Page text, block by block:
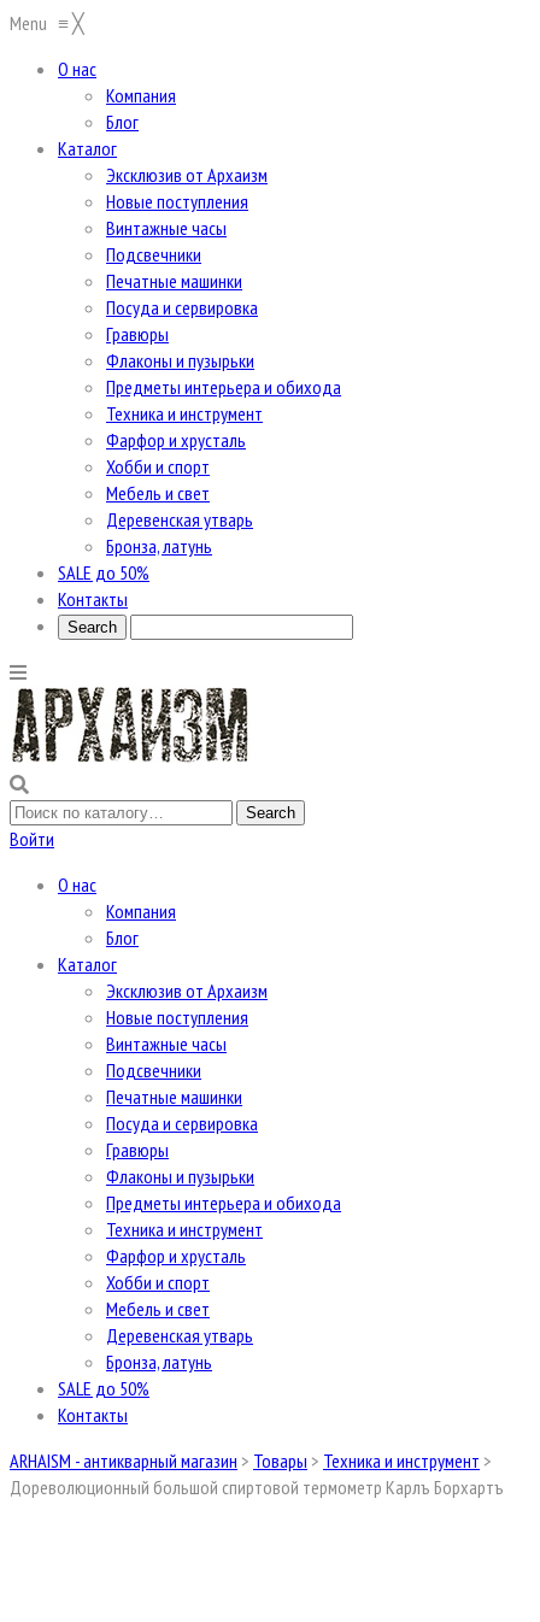
Menu ≡╳
О нас
Компания
Блог
Каталог
Эксклюзив от Архаизм
Новые поступления
Винтажные часы
Подсвечники
Печатные машинки
Посуда и сервировка
Гравюры
Флаконы и пузырьки
Предметы интерьера и обихода
Техника и инструмент
Фарфор и хрусталь
Хобби и спорт
Мебель и свет
Деревенская утварь
Бронза, латунь
SALE до 50%
Контакты
Войти
О нас
Компания
Блог
Каталог
Эксклюзив от Архаизм
Новые поступления
Винтажные часы
Подсвечники
Печатные машинки
Посуда и сервировка
Гравюры
Флаконы и пузырьки
Предметы интерьера и обихода
Техника и инструмент
Фарфор и хрусталь
Хобби и спорт
Мебель и свет
Деревенская утварь
Бронза, латунь
SALE до 50%
Контакты
ARHAISM - антикварный магазин > Товары > Техника и инструмент >
Дореволюционный большой спиртовой термометр Карлъ Борхартъ